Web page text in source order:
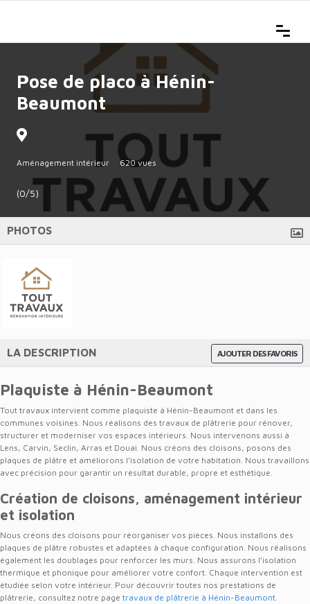
Pose de placo à Hénin-
Beaumont
Aménagement intérieur 620 vues
(0/5)
PHOTOS
AJOUTER DES FAVORIS
LA DESCRIPTION
Plaquiste à Hénin-Beaumont
Tout travaux intervient comme plaquiste à Hénin-Beaumont et dans les
communes voisines. Nous réalisons des travaux de plâtrerie pour rénover,
structurer et moderniser vos espaces intérieurs. Nous intervenons aussi à
Lens, Carvin, Seclin, Arras et Douai. Nous créons des cloisons, posons des
plaques de plâtre et améliorons l’isolation de votre habitation. Nous travaillons
avec précision pour garantir un résultat durable, propre et esthétique.
Création de cloisons, aménagement intérieur
et isolation
Nous créons des cloisons pour réorganiser vos pièces. Nous installons des
plaques de plâtre robustes et adaptées à chaque configuration. Nous réalisons
également les doublages pour renforcer les murs. Nous assurons l’isolation
thermique et phonique pour améliorer votre confort. Chaque intervention est
étudiée selon votre intérieur. Pour découvrir toutes nos prestations de
plâtrerie, consultez notre page travaux de plâtrerie à Hénin-Beaumont.